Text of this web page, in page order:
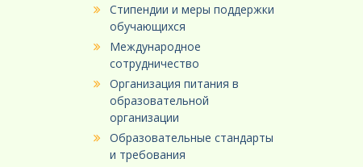
Стипендии и меры поддержки
обучающихся
Международное
сотрудничество
Организация питания в
образовательной
организации
Образовательные стандарты
и требования